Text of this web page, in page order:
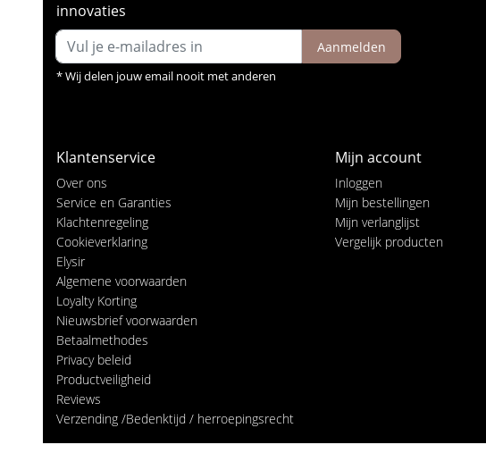
innovaties
Aanmelden
* Wij delen jouw email nooit met anderen
Klantenservice
Over ons
Service en Garanties
Klachtenregeling
Cookieverklaring
Elysir
Algemene voorwaarden
Loyalty Korting
Nieuwsbrief voorwaarden
Betaalmethodes
Privacy beleid
Productveiligheid
Reviews
Verzending /Bedenktijd / herroepingsrecht
Mijn account
Inloggen
Mijn bestellingen
Mijn verlanglijst
Vergelijk producten